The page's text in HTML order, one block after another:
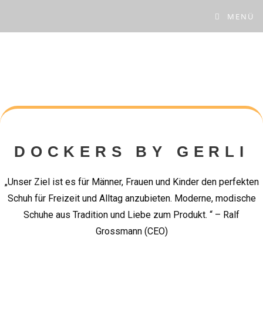
MENÜ
DOCKERS BY GERLI
„Unser Ziel ist es für Männer, Frauen und Kinder den perfekten
Schuh für Freizeit und Alltag anzubieten. Moderne, modische
Schuhe aus Tradition und Liebe zum Produkt. “ – Ralf
Grossmann (CEO)